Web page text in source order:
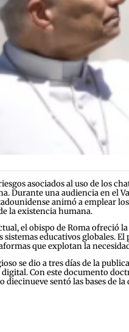
asociados al uso de los
Durante una audiencia en el
animó a emplear
la existencia humana.
el obispo de Roma ofreció
educativos globales.
que explotan la
se dio a tres días de la
Con este documento
diecinueve sentó las bases de